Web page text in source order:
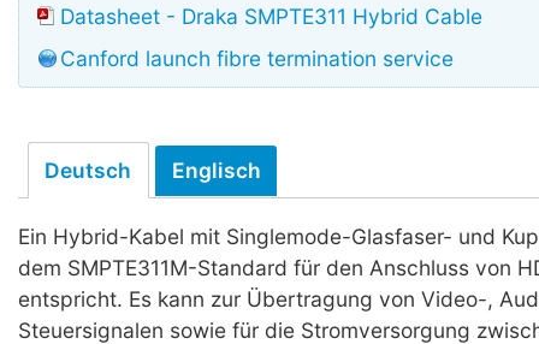
Datasheet - Draka SMPTE311 Hybrid Cable
Canford launch fibre termination service
Deutsch Englisch
Ein Hybrid-Kabel mit Singlemode-Glasfaser- und
dem SMPTE311M-Standard für den Anschluss von
entspricht. Es kann zur Übertragung von Video-,
Steuersignalen sowie für die Stromversorgung